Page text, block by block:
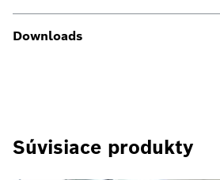
Downloads
Súvisiace produkty